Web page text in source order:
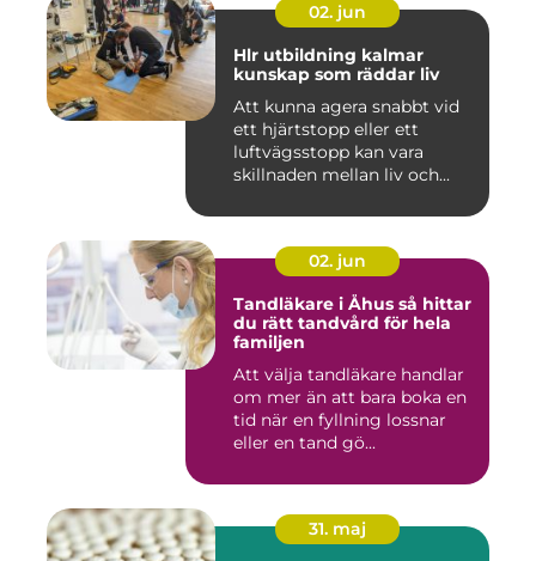
02. jun
Hlr utbildning kalmar
kunskap som räddar liv
Att kunna agera snabbt vid
ett hjärtstopp eller ett
luftvägsstopp kan vara
skillnaden mellan liv och...
02. jun
Tandläkare i Åhus så hittar
du rätt tandvård för hela
familjen
Att välja tandläkare handlar
om mer än att bara boka en
tid när en fyllning lossnar
eller en tand gö...
31. maj